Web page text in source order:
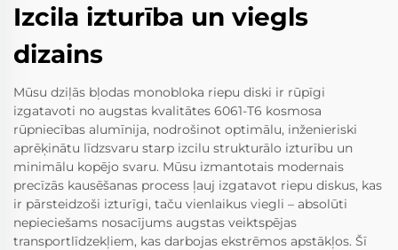
Izcila izturība un viegls
dizains
Mūsu dziļās bļodas monobloka riepu diski ir rūpīgi
izgatavoti no augstas kvalitātes 6061-T6 kosmosa
rūpniecības alumīnija, nodrošinot optimālu, inženieriski
aprēķinātu līdzsvaru starp izcilu strukturālo izturību un
minimālu kopējo svaru. Mūsu izmantotais modernais
precīzās kausēšanas process ļauj izgatavot riepu diskus, kas
ir pārsteidzoši izturīgi, taču vienlaikus viegli – absolūti
nepieciešams nosacījums augstas veiktspējas
transportlīdzekļiem, kas darbojas ekstrēmos apstākļos. Šī